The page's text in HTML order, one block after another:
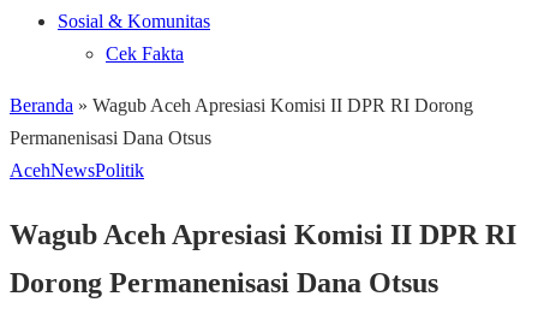
Sosial & Komunitas
Cek Fakta
Beranda » Wagub Aceh Apresiasi Komisi II DPR RI Dorong
Permanenisasi Dana Otsus
AcehNewsPolitik
Wagub Aceh Apresiasi Komisi II DPR RI
Dorong Permanenisasi Dana Otsus